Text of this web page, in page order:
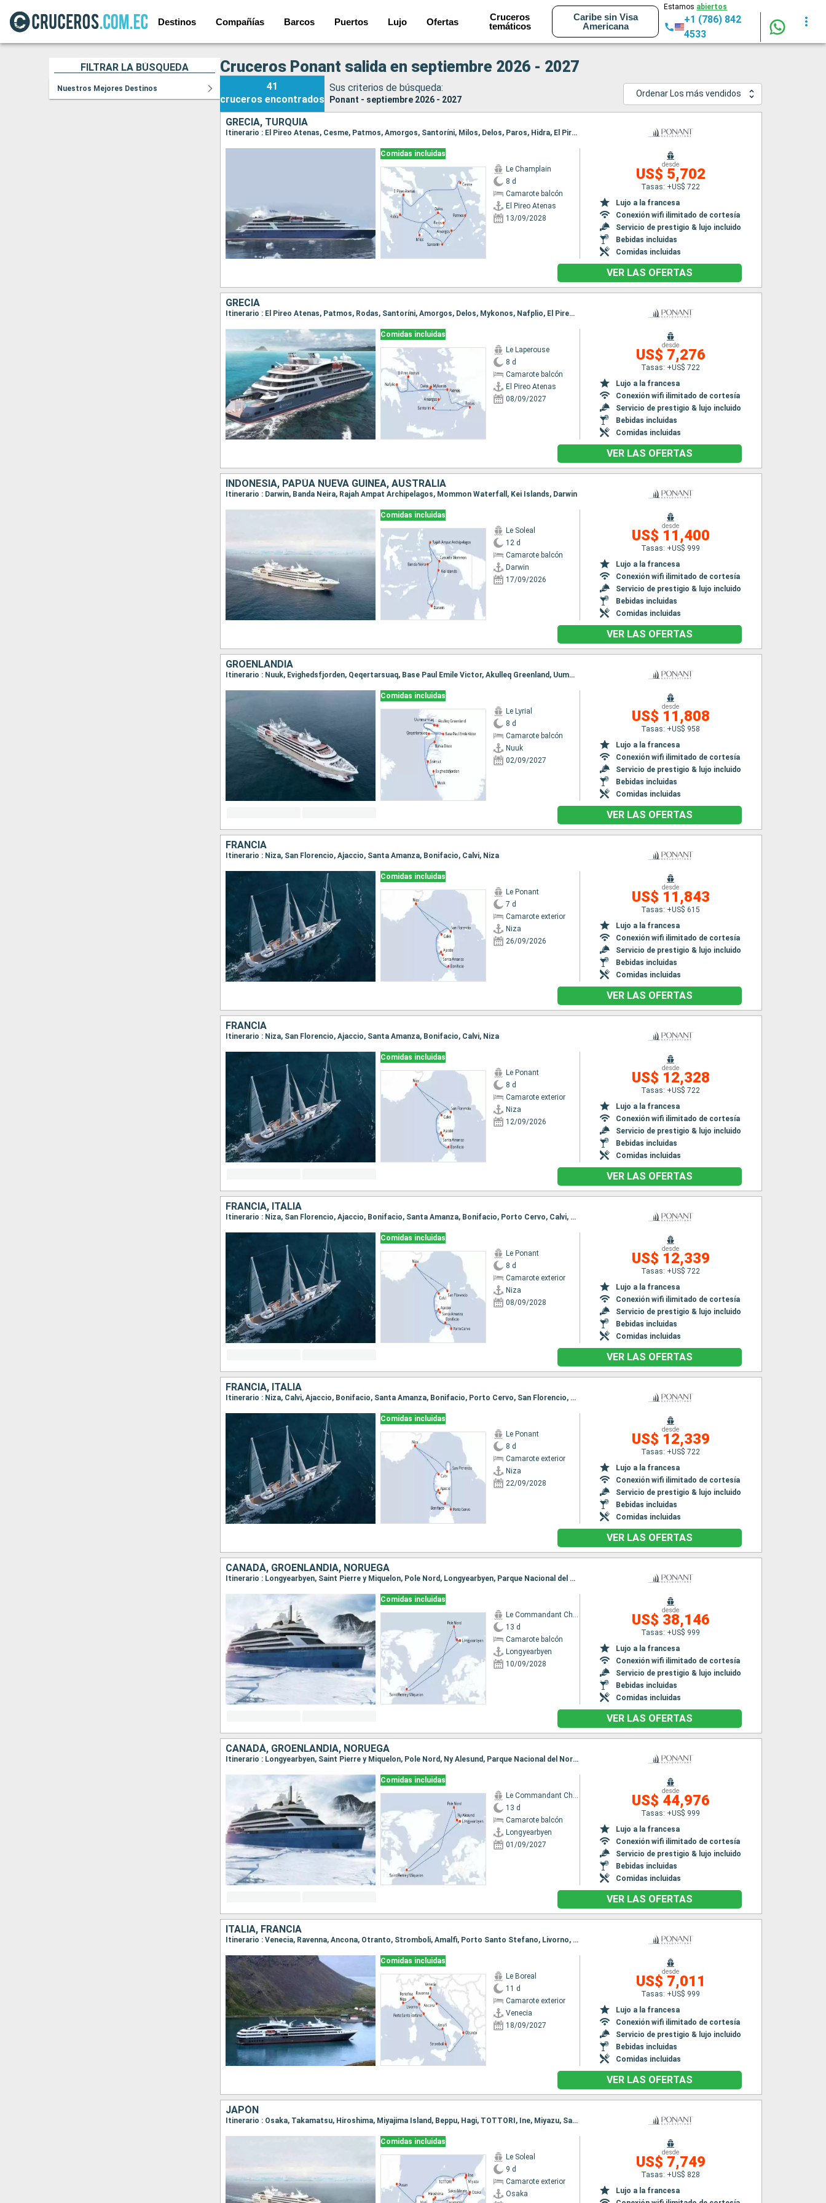
Destinos Compañías Barcos Puertos Lujo Ofertas
Cruceros
temáticos
Caribe sin Visa
Americana
Estamos abiertos
+1 (786) 842
4533
FILTRAR LA BÚSQUEDA
Nuestros Mejores Destinos
Cruceros Ponant salida en septiembre 2026 - 2027
41
cruceros encontrados
Sus criterios de búsqueda:
Ponant - septiembre 2026 - 2027
Ordenar Los más vendidos
GRECIA, TURQUÍA
Itinerario : El Pireo Atenas, Cesme, Patmos, Amorgos, Santoríni, Milos, Delos, Paros, Hidra, El Pireo Atenas
Comidas incluidas
Le Champlain
8 d
Camarote balcón
El Pireo Atenas
13/09/2028
desde
US$ 5,702
Tasas: +US$ 722
Lujo a la francesa
Conexión wifi ilimitado de cortesía
Servicio de prestigio & lujo incluido
Bebidas incluidas
Comidas incluidas
VER LAS OFERTAS
GRECIA
Itinerario : El Pireo Atenas, Patmos, Rodas, Santoríni, Amorgos, Delos, Mykonos, Nafplio, El Pireo Atenas
Comidas incluidas
Le Laperouse
8 d
Camarote balcón
El Pireo Atenas
08/09/2027
desde
US$ 7,276
Tasas: +US$ 722
Lujo a la francesa
Conexión wifi ilimitado de cortesía
Servicio de prestigio & lujo incluido
Bebidas incluidas
Comidas incluidas
VER LAS OFERTAS
INDONESIA, PAPÚA NUEVA GUINEA, AUSTRALIA
Itinerario : Darwin, Banda Neira, Rajah Ampat Archipelagos, Mommon Waterfall, Kei Islands, Darwin
Comidas incluidas
Le Soleal
12 d
Camarote balcón
Darwin
17/09/2026
desde
US$ 11,400
Tasas: +US$ 999
Lujo a la francesa
Conexión wifi ilimitado de cortesía
Servicio de prestigio & lujo incluido
Bebidas incluidas
Comidas incluidas
VER LAS OFERTAS
GROENLANDIA
Itinerario : Nuuk, Evighedsfjorden, Qeqertarsuaq, Base Paul Emile Victor, Akulleq Greenland, Uummannaq, Bahia Disco, Sisimiut, Nuuk
Comidas incluidas
Le Lyrial
8 d
Camarote balcón
Nuuk
02/09/2027
desde
US$ 11,808
Tasas: +US$ 958
Lujo a la francesa
Conexión wifi ilimitado de cortesía
Servicio de prestigio & lujo incluido
Bebidas incluidas
Comidas incluidas
VER LAS OFERTAS
FRANCIA
Itinerario : Niza, San Florencio, Ajaccio, Santa Amanza, Bonifacio, Calvi, Niza
Comidas incluidas
Le Ponant
7 d
Camarote exterior
Niza
26/09/2026
desde
US$ 11,843
Tasas: +US$ 615
Lujo a la francesa
Conexión wifi ilimitado de cortesía
Servicio de prestigio & lujo incluido
Bebidas incluidas
Comidas incluidas
VER LAS OFERTAS
FRANCIA
Itinerario : Niza, San Florencio, Ajaccio, Santa Amanza, Bonifacio, Calvi, Niza
Comidas incluidas
Le Ponant
8 d
Camarote exterior
Niza
12/09/2026
desde
US$ 12,328
Tasas: +US$ 722
Lujo a la francesa
Conexión wifi ilimitado de cortesía
Servicio de prestigio & lujo incluido
Bebidas incluidas
Comidas incluidas
VER LAS OFERTAS
FRANCIA, ITALIA
Itinerario : Niza, San Florencio, Ajaccio, Bonifacio, Santa Amanza, Bonifacio, Porto Cervo, Calvi, Niza
Comidas incluidas
Le Ponant
8 d
Camarote exterior
Niza
08/09/2028
desde
US$ 12,339
Tasas: +US$ 722
Lujo a la francesa
Conexión wifi ilimitado de cortesía
Servicio de prestigio & lujo incluido
Bebidas incluidas
Comidas incluidas
VER LAS OFERTAS
FRANCIA, ITALIA
Itinerario : Niza, Calvi, Ajaccio, Bonifacio, Santa Amanza, Bonifacio, Porto Cervo, San Florencio, Niza
Comidas incluidas
Le Ponant
8 d
Camarote exterior
Niza
22/09/2028
desde
US$ 12,339
Tasas: +US$ 722
Lujo a la francesa
Conexión wifi ilimitado de cortesía
Servicio de prestigio & lujo incluido
Bebidas incluidas
Comidas incluidas
VER LAS OFERTAS
CANADÁ, GROENLANDIA, NORUEGA
Itinerario : Longyearbyen, Saint Pierre y Miquelon, Pole Nord, Longyearbyen, Parque Nacional del Noroeste de Spitzberg, Longyearbyen
Comidas incluidas
Le Commandant Charcot
13 d
Camarote balcón
Longyearbyen
10/09/2028
desde
US$ 38,146
Tasas: +US$ 999
Lujo a la francesa
Conexión wifi ilimitado de cortesía
Servicio de prestigio & lujo incluido
Bebidas incluidas
Comidas incluidas
VER LAS OFERTAS
CANADÁ, GROENLANDIA, NORUEGA
Itinerario : Longyearbyen, Saint Pierre y Miquelon, Pole Nord, Ny Alesund, Parque Nacional del Noroeste de Spitzberg, Longyearbyen
Comidas incluidas
Le Commandant Charcot
13 d
Camarote balcón
Longyearbyen
01/09/2027
desde
US$ 44,976
Tasas: +US$ 999
Lujo a la francesa
Conexión wifi ilimitado de cortesía
Servicio de prestigio & lujo incluido
Bebidas incluidas
Comidas incluidas
VER LAS OFERTAS
ITALIA, FRANCIA
Itinerario : Venecia, Ravenna, Ancona, Otranto, Stromboli, Amalfi, Porto Santo Stefano, Livorno, Portofino, Niza
Comidas incluidas
Le Boreal
11 d
Camarote exterior
Venecia
18/09/2027
desde
US$ 7,011
Tasas: +US$ 999
Lujo a la francesa
Conexión wifi ilimitado de cortesía
Servicio de prestigio & lujo incluido
Bebidas incluidas
Comidas incluidas
VER LAS OFERTAS
JAPÓN
Itinerario : Osaka, Takamatsu, Hiroshima, Miyajima Island, Beppu, Hagi, TOTTORI, Ine, Miyazu, Sakai-Minato, Pusan
Comidas incluidas
Le Soleal
9 d
Camarote exterior
Osaka
desde
US$ 7,749
Tasas: +US$ 828
Lujo a la francesa